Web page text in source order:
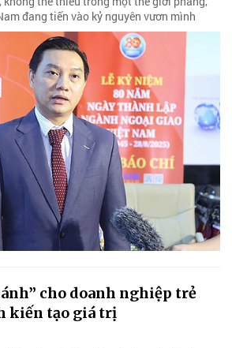
đang tiến vào kỷ nguyên vươn mình
cho doanh nghiệp trẻ
kiến tạo giá trị